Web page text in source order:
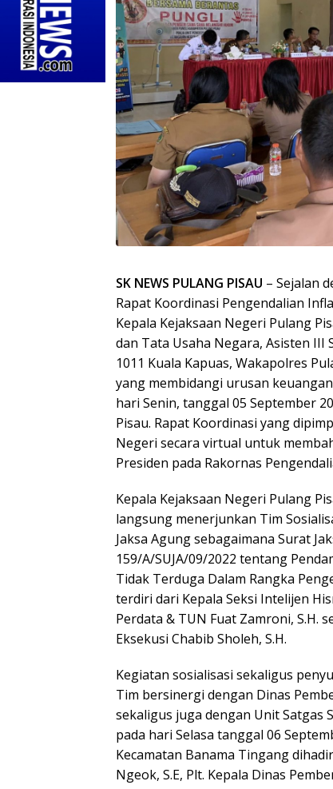
SK NEWS PULANG PISAU – Sejalan
Rapat Koordinasi Pengendalian
Kepala Kejaksaan Negeri Pulang
dan Tata Usaha Negara, Asisten III
1011 Kuala Kapuas, Wakapolres
yang membidangi urusan
hari Senin, tanggal 05 September
Pisau. Rapat Koordinasi yang
Negeri secara virtual untuk
Presiden pada Rakornas
Kepala Kejaksaan Negeri Pulang
langsung menerjunkan Tim
Jaksa Agung sebagaimana Surat
159/A/SUJA/09/2022 tentang
Tidak Terduga Dalam Rangka
terdiri dari Kepala Seksi Intelijen
Perdata & TUN Fuat Zamroni, S.H.
Eksekusi Chabib Sholeh, S.H.
Kegiatan sosialisasi sekaligus
Tim bersinergi dengan Dinas
sekaligus juga dengan Unit Satgas
pada hari Selasa tanggal 06
Kecamatan Banama Tingang
Ngeok, S.E, Plt. Kepala Dinas